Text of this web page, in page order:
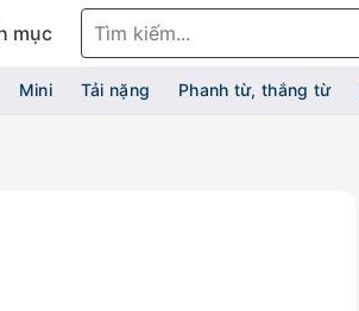
mục
Tìm
kiếm:
Mini Tải nặng Phanh từ, thắng từ